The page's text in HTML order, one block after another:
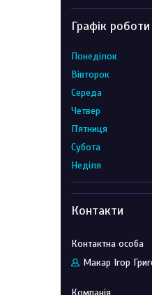
Графік роботи
Понеділок
Вівторок
Середа
Четвер
Пʼятниця
Субота
Неділя
Контакти
Макар Ігор